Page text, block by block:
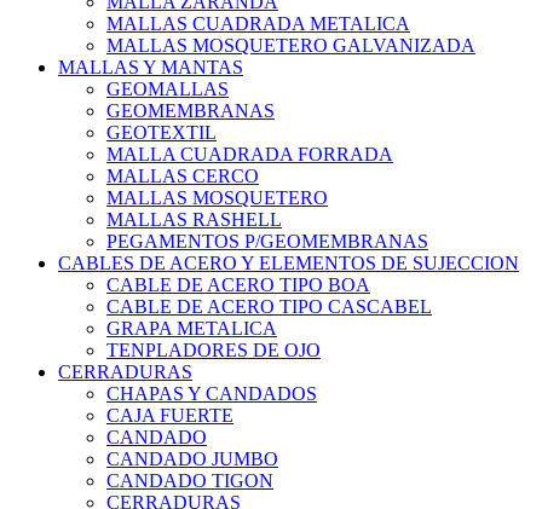
MALLAS CUADRADA METALICA
MALLAS MOSQUETERO GALVANIZADA
MALLAS Y MANTAS
GEOMALLAS
GEOMEMBRANAS
GEOTEXTIL
MALLA CUADRADA FORRADA
MALLAS CERCO
MALLAS MOSQUETERO
MALLAS RASHELL
PEGAMENTOS P/GEOMEMBRANAS
CABLES DE ACERO Y ELEMENTOS DE SUJECCION
CABLE DE ACERO TIPO BOA
CABLE DE ACERO TIPO CASCABEL
GRAPA METALICA
TENPLADORES DE OJO
CERRADURAS
CHAPAS Y CANDADOS
CAJA FUERTE
CANDADO
CANDADO JUMBO
CANDADO TIGON
CERRADURAS